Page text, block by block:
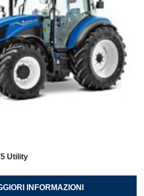
Utility
INFORMAZIONI